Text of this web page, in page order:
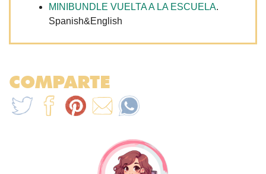
MINIBUNDLE VUELTA A LA ESCUELA.
Spanish&English
COMPARTE